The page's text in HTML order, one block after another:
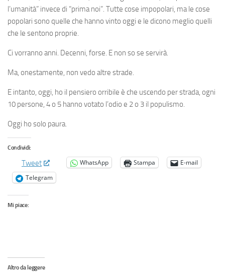
l’umanità” invece di “prima noi”. Tutte cose impopolari, ma le cose
popolari sono quelle che hanno vinto oggi e le dicono meglio quelli
che le sentono proprie.
Ci vorranno anni. Decenni, forse. E non so se servirà.
Ma, onestamente, non vedo altre strade.
E intanto, oggi, ho il pensiero orribile è che uscendo per strada, ogni
10 persone, 4 o 5 hanno votato l’odio e 2 o 3 il populismo.
Oggi ho solo paura.
Condividi:
Tweet WhatsApp Stampa
E-mail
Telegram
Mi piace:
Altro da leggere